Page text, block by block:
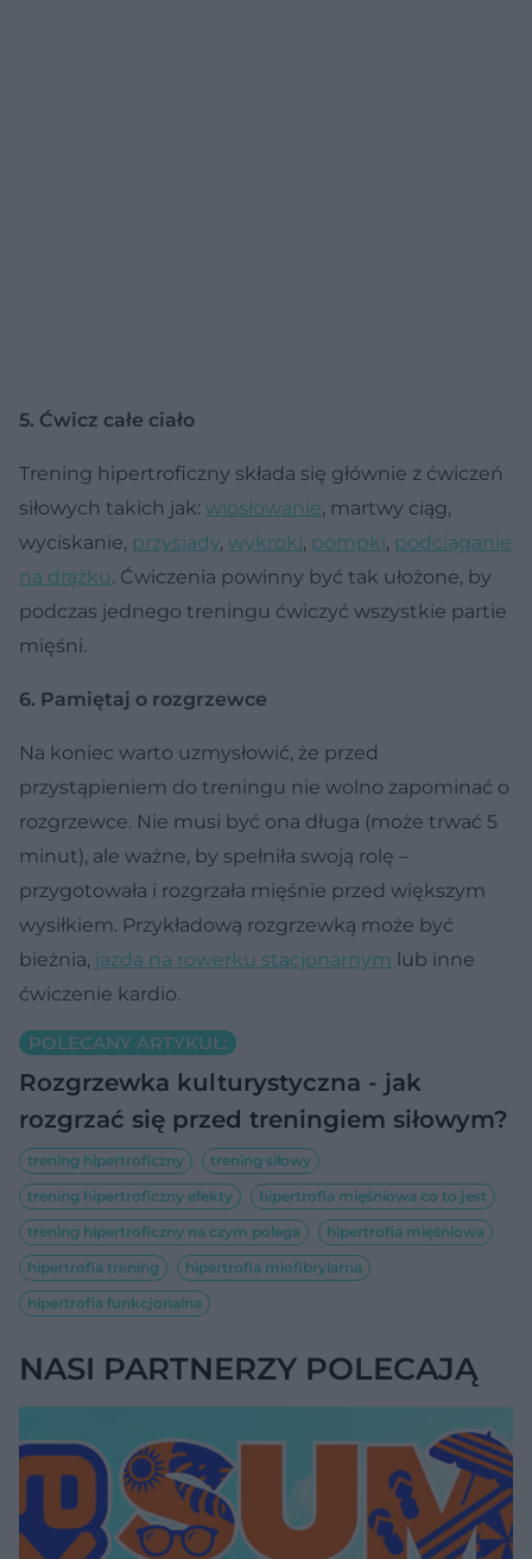
5. Ćwicz całe ciało
Trening hipertroficzny składa się głównie z ćwiczeń
siłowych takich jak: wiosłowanie, martwy ciąg,
wyciskanie, przysiady, wykroki, pompki, podciąganie
na drążku. Ćwiczenia powinny być tak ułożone, by
podczas jednego treningu ćwiczyć wszystkie partie
mięśni.
6. Pamiętaj o rozgrzewce
Na koniec warto uzmysłowić, że przed
przystąpieniem do treningu nie wolno zapominać o
rozgrzewce. Nie musi być ona długa (może trwać 5
minut), ale ważne, by spełniła swoją rolę –
przygotowała i rozgrzała mięśnie przed większym
wysiłkiem. Przykładową rozgrzewką może być
bieżnia, jazda na rowerku stacjonarnym lub inne
ćwiczenie kardio.
POLECANY ARTYKUŁ:
Rozgrzewka kulturystyczna - jak
rozgrzać się przed treningiem siłowym?
trening hipertroficzny
trening siłowy
trening hipertroficzny efekty
hipertrofia mięśniowa co to jest
trening hipertroficzny na czym polega
hipertrofia mięśniowa
hipertrofia trening
hipertrofia miofibrylarna
hipertrofia funkcjonalna
NASI PARTNERZY POLECAJĄ